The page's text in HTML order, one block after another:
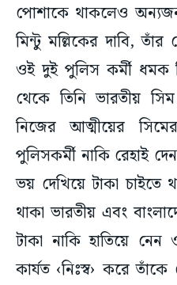
পোশাকে থাকলেও
মিন্টু মল্লিকের দাবি,
ওই দুই পুলিস কর্মী ধমক
থেকে তিনি ভারতীয়
নিজের আত্মীয়ের
পুলিসকর্মী নাকি রেহাই
ভয় দেখিয়ে টাকা
থাকা ভারতীয় এবং
টাকা নাকি হাতিয়ে
কার্যত ‹নিঃস্ব› করে